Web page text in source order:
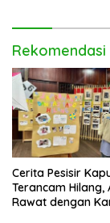
Cerita Pesisir
Terancam Hilang,
Rawat dengan